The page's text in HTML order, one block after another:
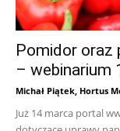
Pomidor oraz
– webinarium
Michał Piątek, Hortus
Już 14 marca portal